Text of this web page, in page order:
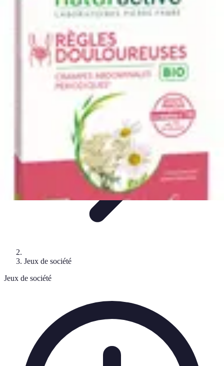
Astuces et conseilsCréation de JeuxJeux de
Création de jeux
Règles et Jeux
Jeux de société
Jeux de société